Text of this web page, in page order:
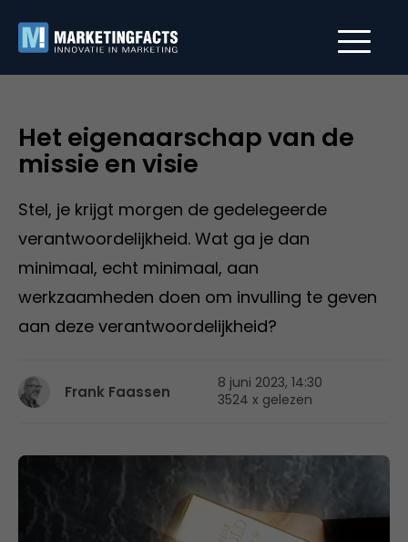
Het eigenaarschap van de
missie en visie
Stel, je krijgt morgen de gedelegeerde
verantwoordelijkheid. Wat ga je dan
minimaal, echt minimaal, aan
werkzaamheden doen om invulling te geven
aan deze verantwoordelijkheid?
Frank Faassen
8 juni 2023, 14:30
3524 x gelezen